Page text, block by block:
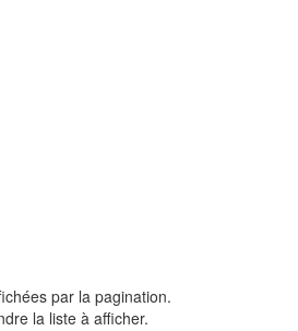
par la pagination.
la liste à afficher.